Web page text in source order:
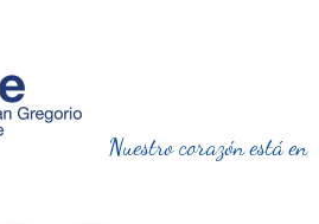
Nuestro corazón está en